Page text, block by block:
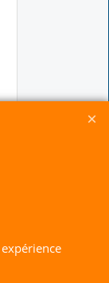
Parenty. France